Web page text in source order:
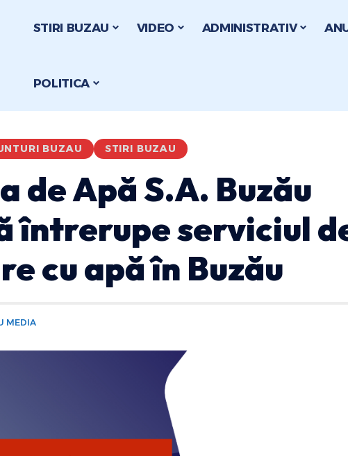
STIRI BUZAU VIDEO ADMINISTRATIV
POLITICA
BUZAU STIRI BUZAU
de Apă S.A. Buzău
întrerupe serviciul
cu apă în Buzău
MEDIA